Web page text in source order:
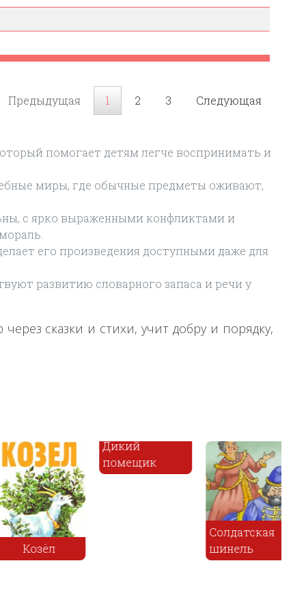
Предыдущая 1 2 3 Следующая
помогает детям легче воспринимать и
миры, где обычные предметы оживают,
с ярко выраженными конфликтами и
его произведения доступными даже для
развитию словарного запаса и речи у
сказки и стихи, учит добру и порядку,
Козёл
Дикий
помещик
Солдатская
шинель